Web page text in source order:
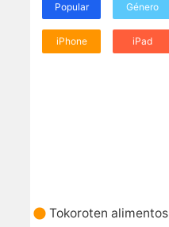
Popular Género
iPhone iPad
Tokoroten alimentos